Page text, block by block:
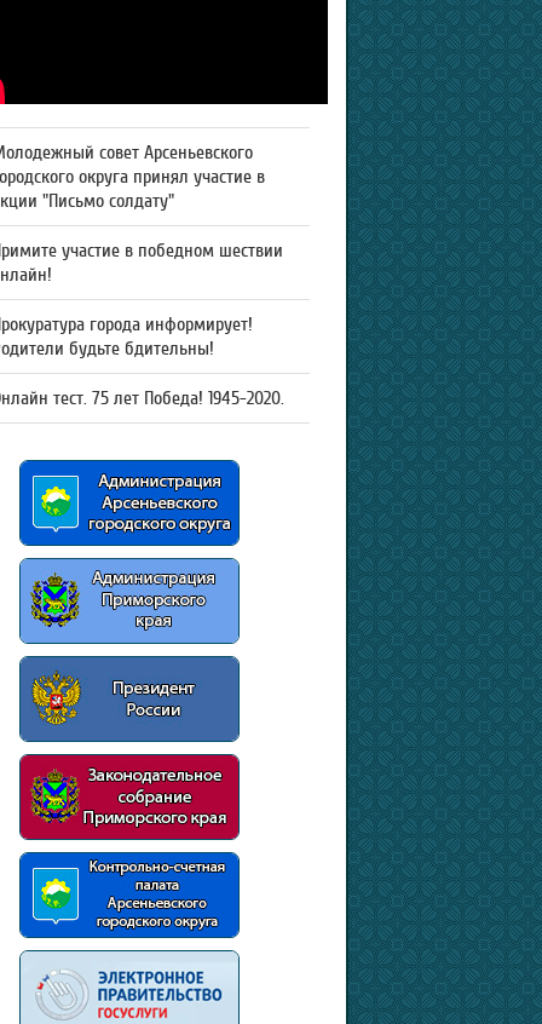
совет Арсеньевского
округа принял участие в
"Письмо солдату"
участие в победном шествии
города информирует!
будьте бдительны!
тест. 75 лет Победа! 1945-2020.